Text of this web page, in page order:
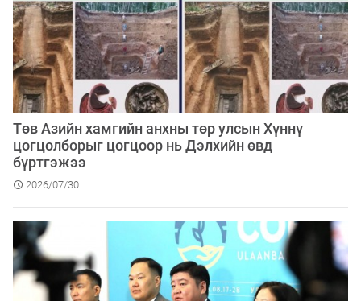
Төв Азийн хамгийн анхны төр улсын Хүннү
цогцолборыг цогцоор нь Дэлхийн өвд
бүртгэжээ
2026/07/30